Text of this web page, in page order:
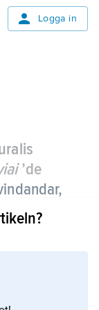
Logga in
’de